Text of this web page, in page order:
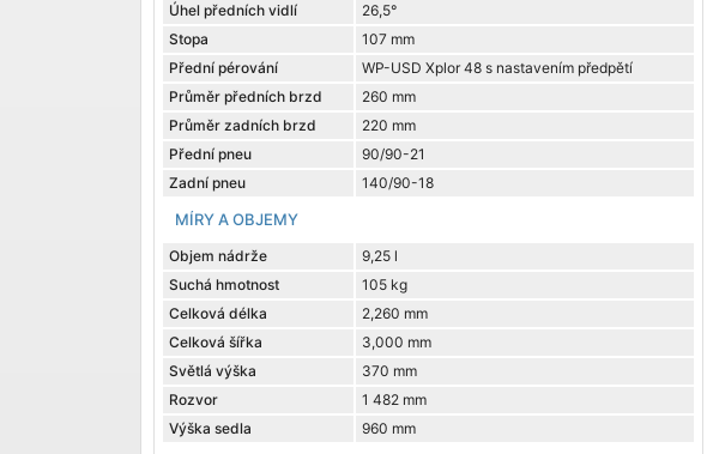
Úhel předních vidlí
26,5°
Stopa
107 mm
Přední pérování
WP-USD Xplor 48 s nastavením předpětí
Průměr předních brzd
260 mm
Průměr zadních brzd
220 mm
Přední pneu
90/90-21
Zadní pneu
140/90-18
MÍRY A OBJEMY
Objem nádrže
9,25 l
Suchá hmotnost
105 kg
Celková délka
2,260 mm
Celková šířka
3,000 mm
Světlá výška
370 mm
Rozvor
1 482 mm
Výška sedla
960 mm